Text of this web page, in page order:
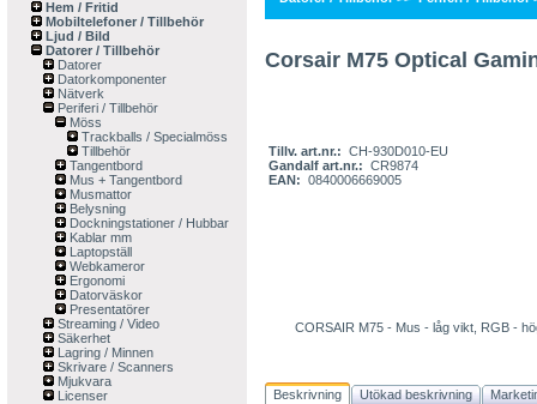
Hem / Fritid
Mobiltelefoner / Tillbehör
Ljud / Bild
Datorer / Tillbehör
Datorer
Datorkomponenter
Nätverk
Periferi / Tillbehör
Möss
Trackballs / Specialmöss
Tillbehör
Tangentbord
Mus + Tangentbord
Musmattor
Belysning
Dockningstationer / Hubbar
Kablar mm
Laptopställ
Webkameror
Ergonomi
Datorväskor
Presentatörer
Streaming / Video
Säkerhet
Lagring / Minnen
Skrivare / Scanners
Mjukvara
Licenser
Corsair M75 Optical
Tillv. art.nr.: CH-930D010-EU
Gandalf art.nr.: CR9874
EAN: 0840006669005
CORSAIR M75 - Mus - låg vikt, RGB -
Beskrivning Utökad beskrivning